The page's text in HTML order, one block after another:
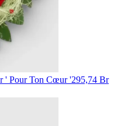
' Pour Ton Cœur '295,74 Br